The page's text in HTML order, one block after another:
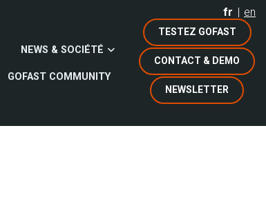
fr en
TESTEZ GOFAST
CONTACT & DEMO
NEWSLETTER
NEWS & SOCIÉTÉ
GOFAST COMMUNITY